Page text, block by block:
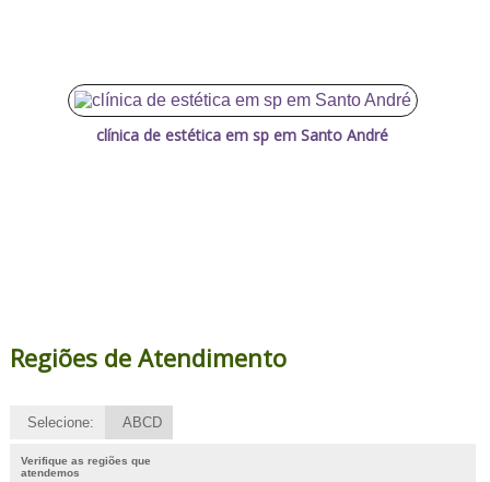
clínica de estética em sp em Santo André
Regiões de Atendimento
Selecione: ABCD
Verifique as regiões que
atendemos